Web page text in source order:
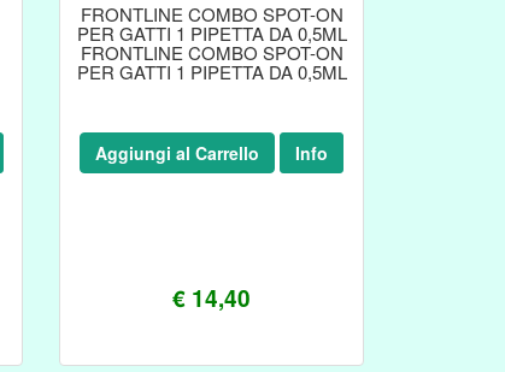
FRONTLINE COMBO SPOT-ON
PER GATTI 1 PIPETTA DA 0,5ML
FRONTLINE COMBO SPOT-ON
PER GATTI 1 PIPETTA DA 0,5ML
€ 14,40
Aggiungi al Carrello Info